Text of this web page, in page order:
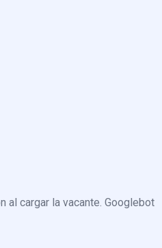
al cargar la vacante. Googlebot